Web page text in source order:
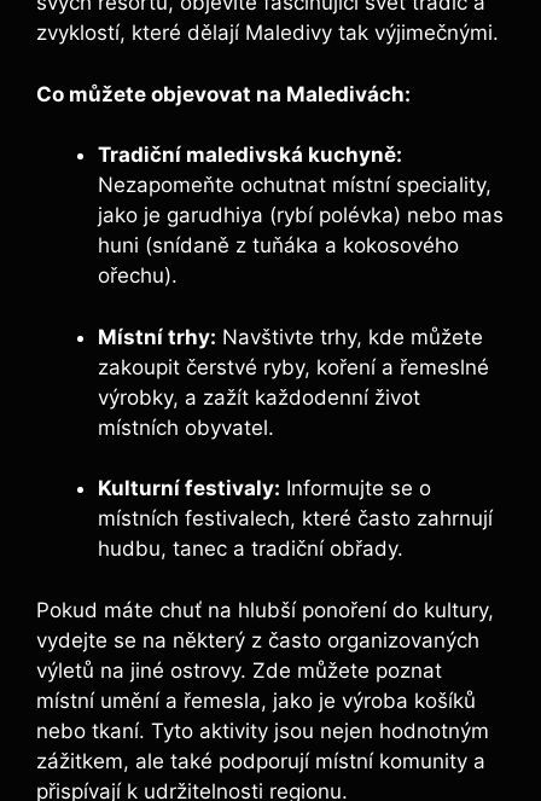
zvyklostí, které dělají Maledivy tak výjimečnými.
Co můžete objevovat na Maledivách:
Tradiční maledivská kuchyně:
Nezapomeňte ochutnat místní speciality,
jako je garudhiya (rybí polévka) nebo mas
huni (snídaně z tuňáka a kokosového
ořechu).
Místní trhy: Navštivte trhy, kde můžete
zakoupit čerstvé ryby, koření a řemeslné
výrobky, a zažít každodenní život
místních obyvatel.
Kulturní festivaly: Informujte se o
místních festivalech, které často zahrnují
hudbu, tanec a tradiční obřady.
Pokud máte chuť na hlubší ponoření do kultury,
vydejte se na některý z často organizovaných
výletů na jiné ostrovy. Zde můžete poznat
místní umění a řemesla, jako je výroba košíků
nebo tkaní. Tyto aktivity jsou nejen hodnotným
zážitkem, ale také podporují místní komunity a
přispívají k udržitelnosti regionu.